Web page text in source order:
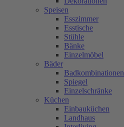
Speisen
Esszimmer
Esstische
Stühle
Bänke
Einzelmöbel
Bäder
Badkombinationen
Spiegel
Einzelschränke
Küchen
Einbauküchen
Landhaus